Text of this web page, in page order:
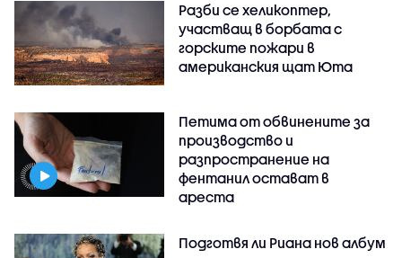
Разби се хеликоптер,
участващ в борбата с
горските пожари в
американския щат Юта
Петима от обвинените за
производство и
разпространение на
фентанил остават в
ареста
Подготвя ли Риана нов албум